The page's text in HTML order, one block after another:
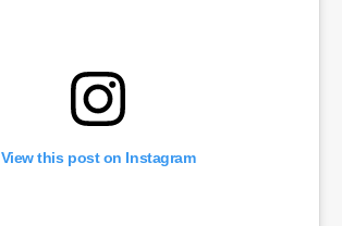
View this post on Instagram